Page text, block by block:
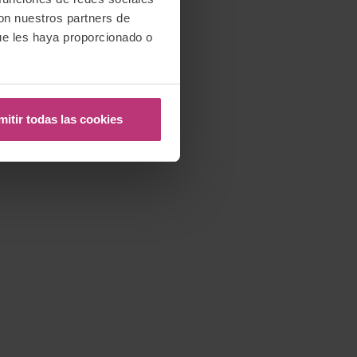
nuestros partners de
les haya proporcionado o
todas las cookies